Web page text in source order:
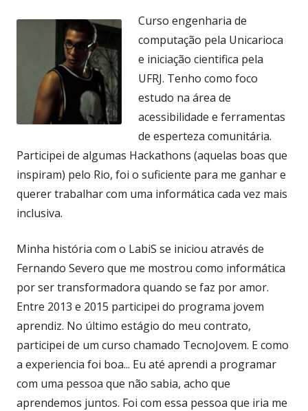
Curso engenharia de
computação pela Unicarioca
e iniciação cientifica pela
UFRJ. Tenho como foco
estudo na área de
acessibilidade e ferramentas
de esperteza comunitária.
Participei de algumas Hackathons (aquelas boas que
inspiram) pelo Rio, foi o suficiente para me ganhar e
querer trabalhar com uma informática cada vez mais
inclusiva.
Minha história com o LabiS se iniciou através de
Fernando Severo que me mostrou como informática
por ser transformadora quando se faz por amor.
Entre 2013 e 2015 participei do programa jovem
aprendiz. No último estágio do meu contrato,
participei de um curso chamado TecnoJovem. E como
a experiencia foi boa... Eu até aprendi a programar
com uma pessoa que não sabia, acho que
aprendemos juntos. Foi com essa pessoa que iria me